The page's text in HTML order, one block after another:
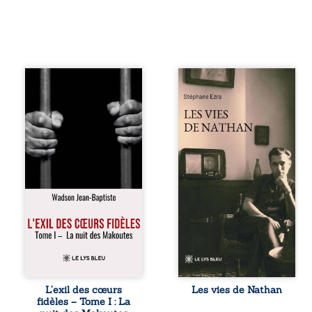
« Une nuit suffit
parfois pour briser
une famille… mais
certaines fidélités
traversent les
années. » Haïti,
sous la dictature
des Duvalier. La
peur s’étend
jusque dans les
villages les plus
reculés. À Bainet,
Jean-Joël Joli
mène une
avec sa famille.
respecté, il refuse
pourtant de
fermer les yeux
L’exil des cœurs
fidèles – Tome I : La
Les vies de
Nathan est un
né en trois jours,
au printemps
2026. Pour la
première fois,
Stéphane Ezra,
médium, a pu
communiquer
avec son père,
disparu depuis
plus de vingt ans
et qu’il n’a jamais
connu. De ce
dialogue par-delà
la mort naissent
des poèmes qui
retracent une vie
Les vies de Nathan